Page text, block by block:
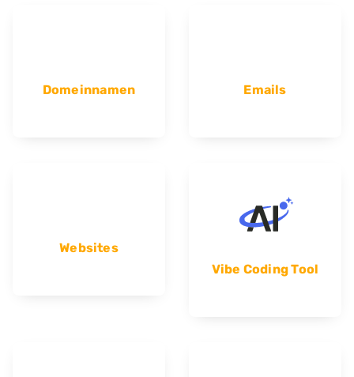
Domeinnamen Emails
Websites
Vibe Coding Tool